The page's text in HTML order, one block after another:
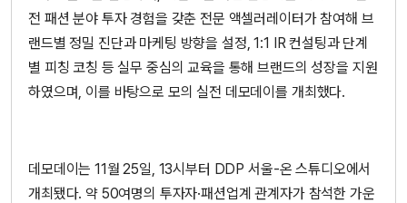
전 패션 분야 투자 경험을 갖춘 전문 액셀러레이터가 참여해 브
랜드별 정밀 진단과 마케팅 방향을 설정, 1:1 IR 컨설팅과 단계
별 피칭 코칭 등 실무 중심의 교육을 통해 브랜드의 성장을 지원
하였으며, 이를 바탕으로 모의 실전 데모데이를 개최했다.
데모데이는 11월 25일, 13시부터 DDP 서울-온 스튜디오에서
개최됐다. 약 50여명의 투자자·패션업계 관계자가 참석한 가운